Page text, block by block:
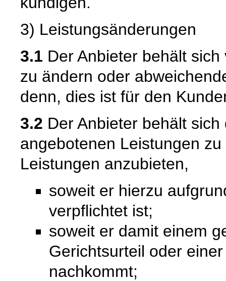
3) Leistungsänderungen
3.1 Der Anbieter behält
zu ändern oder
denn, dies ist für den
3.2 Der Anbieter behält
angebotenen Leistungen
Leistungen anzubieten,
soweit er hierzu
verpflichtet ist;
soweit er damit einem
Gerichtsurteil oder
nachkommt;